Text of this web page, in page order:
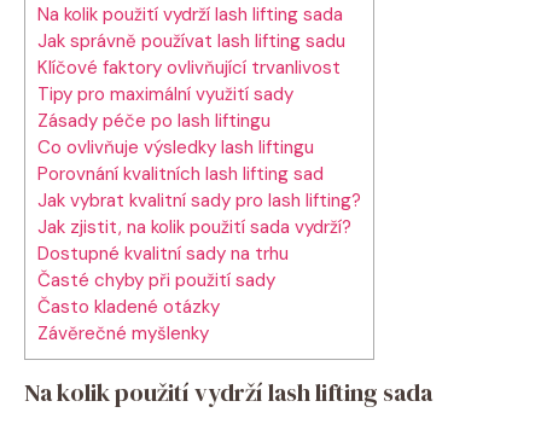
Na kolik použití vydrží lash lifting sada
Jak správně používat lash lifting sadu
Klíčové faktory ovlivňující trvanlivost
Tipy pro maximální využití sady
Zásady péče po lash liftingu
Co ovlivňuje výsledky lash liftingu
Porovnání kvalitních lash lifting sad
Jak vybrat kvalitní sady pro lash lifting?
Jak zjistit, na kolik použití sada vydrží?
Dostupné kvalitní sady na trhu
Časté chyby při použití sady
Často kladené otázky
Závěrečné myšlenky
Na kolik použití vydrží lash lifting sada